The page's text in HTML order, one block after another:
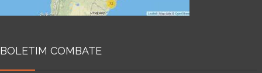
BOLETIM COMBATE